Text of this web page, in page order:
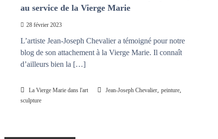
au service de la Vierge Marie
28 février 2023
L’artiste Jean-Joseph Chevalier a témoigné pour notre
blog de son attachement à la Vierge Marie. Il connaît
d’ailleurs bien la […]
La Vierge Marie dans l'art Jean-Joseph Chevalier, peinture,
sculpture